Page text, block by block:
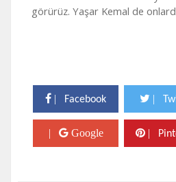
görürüz. Yaşar Kemal de
| Facebook |
| Google |